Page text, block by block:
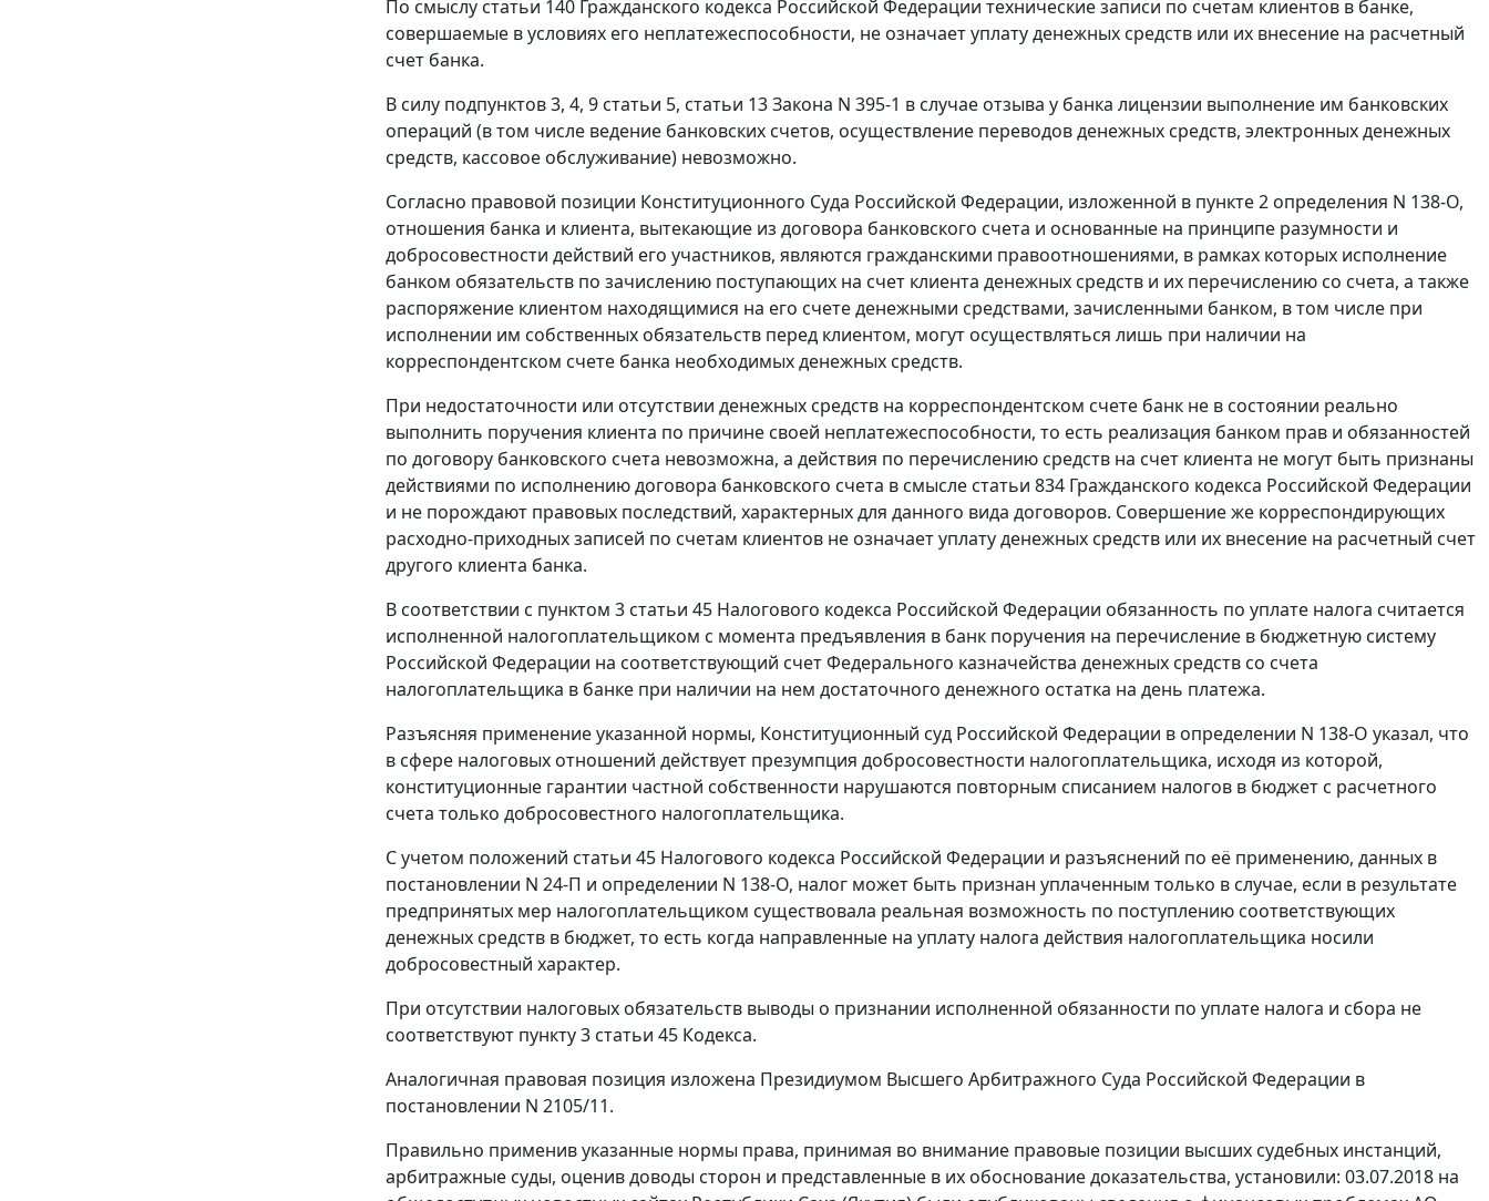
По смыслу статьи 140 Гражданского кодекса Российской Федерации технические записи по счетам клиентов в банке,
совершаемые в условиях его неплатежеспособности, не означает уплату денежных средств или их внесение на расчетный
счет банка.
В силу подпунктов 3, 4, 9 статьи 5, статьи 13 Закона N 395-1 в случае отзыва у банка лицензии выполнение им банковских
операций (в том числе ведение банковских счетов, осуществление переводов денежных средств, электронных денежных
средств, кассовое обслуживание) невозможно.
Согласно правовой позиции Конституционного Суда Российской Федерации, изложенной в пункте 2 определения N 138-О,
отношения банка и клиента, вытекающие из договора банковского счета и основанные на принципе разумности и
добросовестности действий его участников, являются гражданскими правоотношениями, в рамках которых исполнение
банком обязательств по зачислению поступающих на счет клиента денежных средств и их перечислению со счета, а также
распоряжение клиентом находящимися на его счете денежными средствами, зачисленными банком, в том числе при
исполнении им собственных обязательств перед клиентом, могут осуществляться лишь при наличии на
корреспондентском счете банка необходимых денежных средств.
При недостаточности или отсутствии денежных средств на корреспондентском счете банк не в состоянии реально
выполнить поручения клиента по причине своей неплатежеспособности, то есть реализация банком прав и обязанностей
по договору банковского счета невозможна, а действия по перечислению средств на счет клиента не могут быть признаны
действиями по исполнению договора банковского счета в смысле статьи 834 Гражданского кодекса Российской Федерации
и не порождают правовых последствий, характерных для данного вида договоров. Совершение же корреспондирующих
расходно-приходных записей по счетам клиентов не означает уплату денежных средств или их внесение на расчетный счет
другого клиента банка.
В соответствии с пунктом 3 статьи 45 Налогового кодекса Российской Федерации обязанность по уплате налога считается
исполненной налогоплательщиком с момента предъявления в банк поручения на перечисление в бюджетную систему
Российской Федерации на соответствующий счет Федерального казначейства денежных средств со счета
налогоплательщика в банке при наличии на нем достаточного денежного остатка на день платежа.
Разъясняя применение указанной нормы, Конституционный суд Российской Федерации в определении N 138-О указал, что
в сфере налоговых отношений действует презумпция добросовестности налогоплательщика, исходя из которой,
конституционные гарантии частной собственности нарушаются повторным списанием налогов в бюджет с расчетного
счета только добросовестного налогоплательщика.
С учетом положений статьи 45 Налогового кодекса Российской Федерации и разъяснений по её применению, данных в
постановлении N 24-П и определении N 138-О, налог может быть признан уплаченным только в случае, если в результате
предпринятых мер налогоплательщиком существовала реальная возможность по поступлению соответствующих
денежных средств в бюджет, то есть когда направленные на уплату налога действия налогоплательщика носили
добросовестный характер.
При отсутствии налоговых обязательств выводы о признании исполненной обязанности по уплате налога и сбора не
соответствуют пункту 3 статьи 45 Кодекса.
Аналогичная правовая позиция изложена Президиумом Высшего Арбитражного Суда Российской Федерации в
постановлении N 2105/11.
Правильно применив указанные нормы права, принимая во внимание правовые позиции высших судебных инстанций,
арбитражные суды, оценив доводы сторон и представленные в их обоснование доказательства, установили: 03.07.2018 на